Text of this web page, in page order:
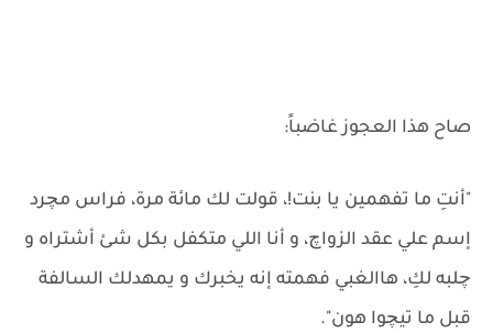
صاح هذا العجوز غاضباً:
"أنتِ ما تفهمين يا بنت!، قولت لك مائة مرة، فراس مچرد
إسم علي عقد الزواچ، و أنا اللي متكفل بكل شئ أشتراه و
چلبه لكِ، هاالغبي فهمته إنه يخبرك و يمهدلك السالفة
قبل ما تيچوا هون".